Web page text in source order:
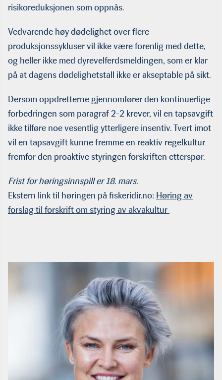
risikoreduksjonen som oppnås.
Vedvarende høy dødelighet over flere
produksjonssykluser vil ikke være forenlig med dette,
og heller ikke med dyrevelferdsmeldingen, som er klar
på at dagens dødelighetstall ikke er akseptable på sikt.
Dersom oppdretterne gjennomfører den kontinuerlige
forbedringen som paragraf 2-2 krever, vil en tapsavgift
ikke tilføre noe vesentlig ytterligere insentiv. Tvert imot
vil en tapsavgift kunne fremme en reaktiv regelkultur
fremfor den proaktive styringen forskriften etterspør.
Frist for høringsinnspill er 18. mars.
Ekstern link til høringen på fiskeridir.no: Høring av
forslag til forskrift om styring av akvakultur